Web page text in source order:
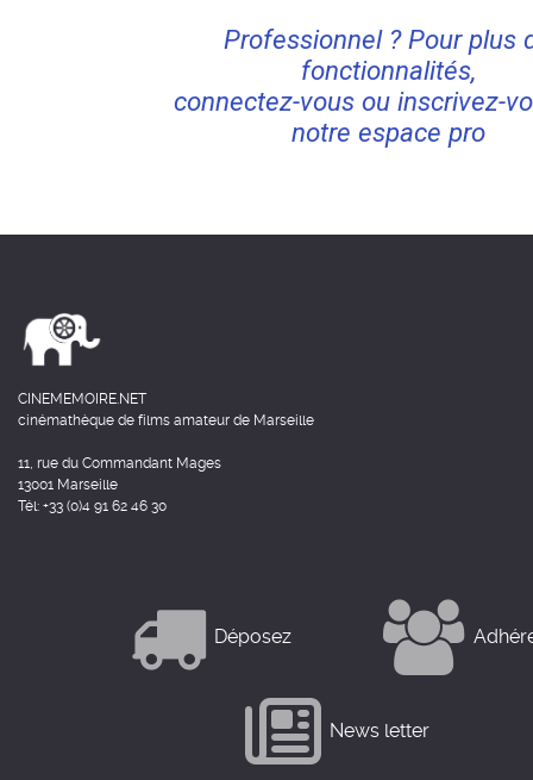
Professionnel ? Pour plus
fonctionnalités,
connectez-vous ou inscrivez-
notre espace pro
CINEMEMOIRE.NET
cinémathèque de films amateur de Marseille
11, rue du Commandant Mages
13001 Marseille
Tél: +33 (0)4 91 62 46 30
Déposez
News letter